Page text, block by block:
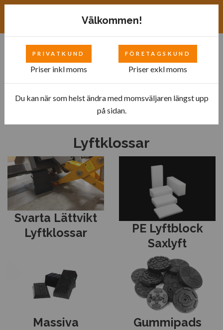
Lyftklossar
Svarta Lättvikt
Lyftklossar
PE Lyftblock
Saxlyft
Massiva
Gummipads
Välkommen!
PRIVATKUND
Priser inkl moms
FÖRETAGSKUND
Priser exkl moms
Du kan när som helst ändra med momsväljaren längst upp
på sidan.